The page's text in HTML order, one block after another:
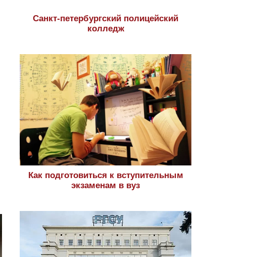
Санкт-петербургский полицейский
колледж
Как подготовиться к вступительным
экзаменам в вуз